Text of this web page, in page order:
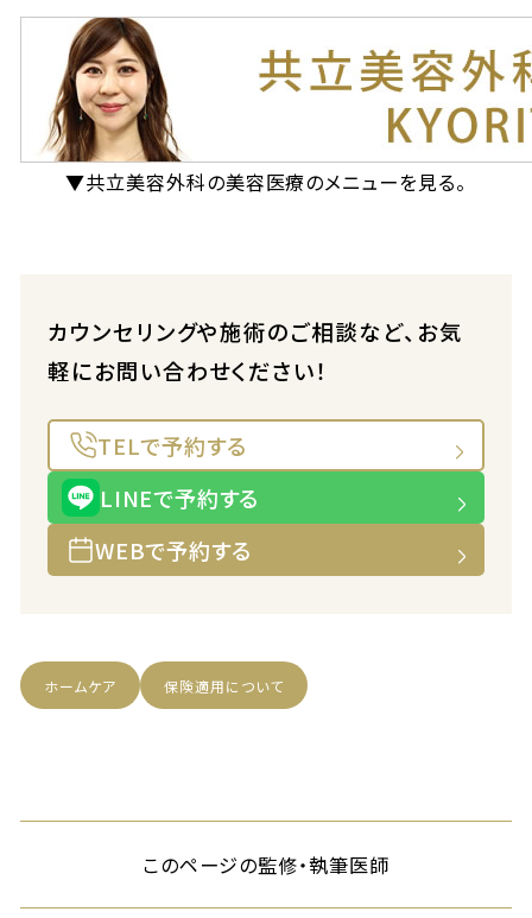
▼共立美容外科の美容医療のメニューを見る。
カウンセリングや施術のご相談など、お気
軽にお問い合わせください！
TELで予約する
LINEで予約する
WEBで予約する
ホームケア 保険適用について
このページの監修・執筆医師